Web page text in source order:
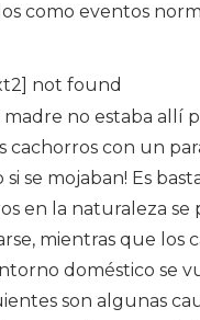
como eventos
not found
madre no estaba allí
cachorros con un
se mojaban! Es
en la naturaleza se
mientras que los
doméstico se
son algunas